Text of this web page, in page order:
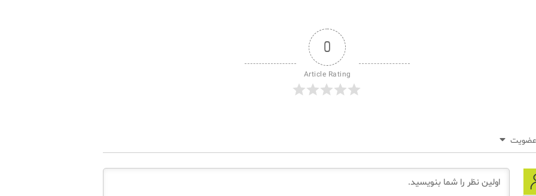
0
Article Rating